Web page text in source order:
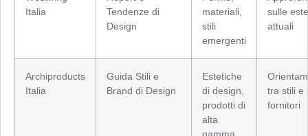
Italia
Tendenze di
Design
materiali,
stili
emergenti
sulle
attuali
Archiproducts
Italia
Guida Stili e
Brand di Design
Estetiche
di design,
prodotti di
alta
gamma
tra stili e
fornitori